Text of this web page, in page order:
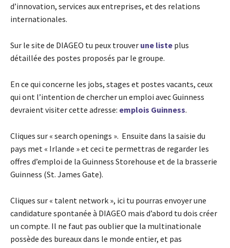
d’innovation, services aux entreprises, et des relations
internationales.
Sur le site de DIAGEO tu peux trouver une liste plus
détaillée des postes proposés par le groupe.
En ce qui concerne les jobs, stages et postes vacants, ceux
qui ont l’intention de chercher un emploi avec Guinness
devraient visiter cette adresse: emplois Guinness.
Cliques sur « search openings ». Ensuite dans la saisie du
pays met « Irlande » et ceci te permettras de regarder les
offres d’emploi de la Guinness Storehouse et de la brasserie
Guinness (St. James Gate).
Cliques sur « talent network », ici tu pourras envoyer une
candidature spontanée à DIAGEO mais d’abord tu dois créer
un compte. Il ne faut pas oublier que la multinationale
possède des bureaux dans le monde entier, et pas